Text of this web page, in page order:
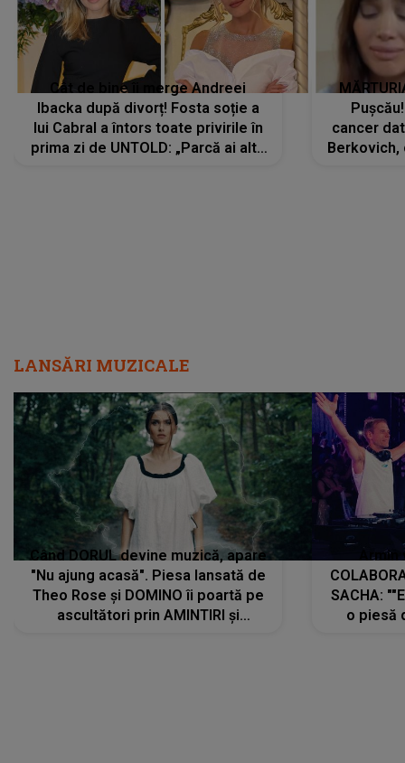
Cât de bine îi merge Andreei
Ibacka după divorț! Fosta soție a
lui Cabral a întors toate privirile în
prima zi de UNTOLD: „Parcă ai altă
cancer
Berkovich,
LANSĂRI MUZICALE
Când DORUL devine muzică, apare
"Nu ajung acasă". Piesa lansată de
Theo Rose și DOMINO îi poartă pe
ascultători prin AMINTIRI și
SACHA:
o piesă